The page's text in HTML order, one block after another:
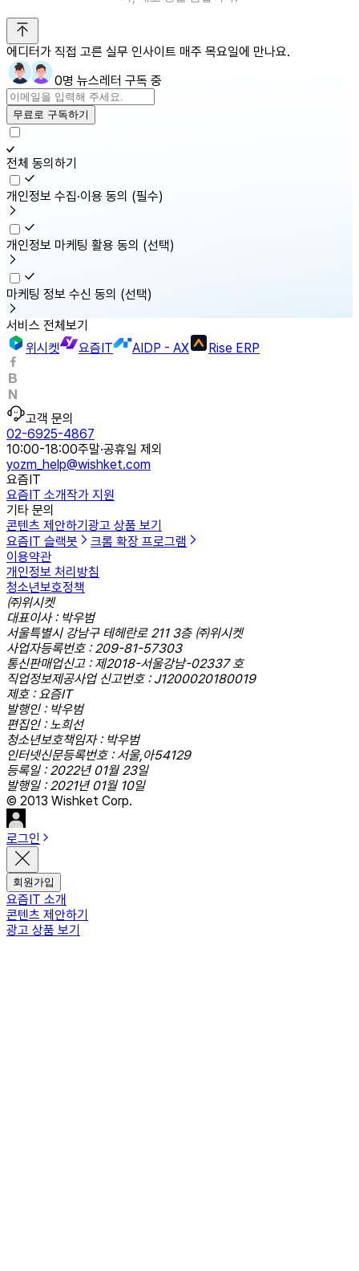
에디터가 직접 고른 실무 인사이트 매주 목요일에 만나요.
0명 뉴스레터 구독 중
무료로 구독하기
전체 동의하기
개인정보 수집·이용 동의 (필수)
개인정보 마케팅 활용 동의 (선택)
마케팅 정보 수신 동의 (선택)
서비스 전체보기
위시켓
요즘IT AIDP - AX Rise ERP
고객 문의
02-6925-4867
10:00-18:00주말·공휴일 제외
yozm_help@wishket.com
요즘IT
요즘IT 소개작가 지원
기타 문의
콘텐츠 제안하기광고 상품 보기
요즘IT 슬랙봇
크롬 확장 프로그램
이용약관
개인정보 처리방침
청소년보호정책
㈜위시켓
대표이사 : 박우범
서울특별시 강남구 테헤란로 211 3층 ㈜위시켓
사업자등록번호 : 209-81-57303
통신판매업신고 : 제2018-서울강남-02337 호
직업정보제공사업 신고번호 : J1200020180019
제호 : 요즘IT
발행인 : 박우범
편집인 : 노희선
청소년보호책임자 : 박우범
인터넷신문등록번호 : 서울,아54129
등록일 : 2022년 01월 23일
발행일 : 2021년 01월 10일
© 2013 Wishket Corp.
로그인
회원가입
요즘IT 소개
콘텐츠 제안하기
광고 상품 보기